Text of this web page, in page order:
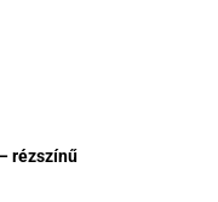
rézszínű